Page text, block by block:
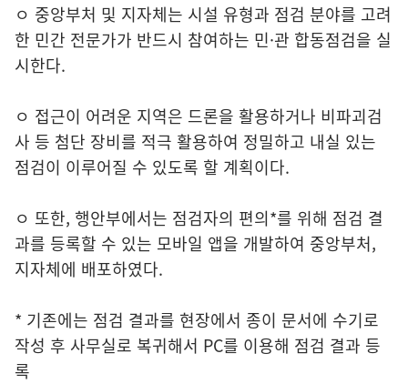
ㅇ 중앙부처 및 지자체는 시설 유형과 점검 분야를 고려
한 민간 전문가가 반드시 참여하는 민·관 합동점검을 실
시한다.
ㅇ 접근이 어려운 지역은 드론을 활용하거나 비파괴검
사 등 첨단 장비를 적극 활용하여 정밀하고 내실 있는
점검이 이루어질 수 있도록 할 계획이다.
ㅇ 또한, 행안부에서는 점검자의 편의*를 위해 점검 결
과를 등록할 수 있는 모바일 앱을 개발하여 중앙부처,
지자체에 배포하였다.
* 기존에는 점검 결과를 현장에서 종이 문서에 수기로
작성 후 사무실로 복귀해서 PC를 이용해 점검 결과 등
록